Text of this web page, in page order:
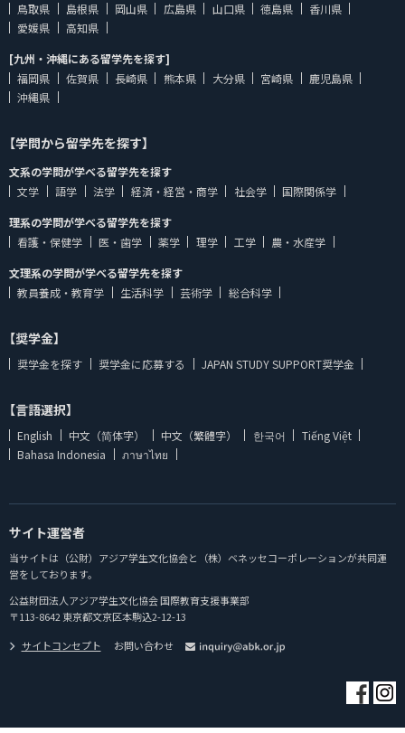
鳥取県
島根県 岡山県 広島県 山口県 徳島県
香川県
愛媛県
高知県
[九州・沖縄にある留学先を探す]
福岡県
佐賀県 長崎県 熊本県 大分県 宮崎県
鹿児島県
沖縄県
【学問から留学先を探す】
文系の学問が学べる留学先を探す
文学
語学 法学 経済・経営・商学 社会学
国際関係学
理系の学問が学べる留学先を探す
看護・保健学
医・歯学 薬学 理学 工学
農・水産学
文理系の学問が学べる留学先を探す
教員養成・教育学
生活科学 芸術学 総合科学
【奨学金】
奨学金を探す 奨学金に応募する JAPAN STUDY SUPPORT奨学金
【言語選択】
English 中文（简体字） 中文（繁體字） 한국어
Tiếng Việt
Bahasa Indonesia
ภาษาไทย
サイト運営者
当サイトは（公財）アジア学生文化協会と（株）ベネッセコーポレーションが共同運
営をしております。
公益財団法人アジア学生文化協会 国際教育支援事業部
〒113-8642 東京都文京区本駒込2-12-13
サイトコンセプト
お問い合わせ